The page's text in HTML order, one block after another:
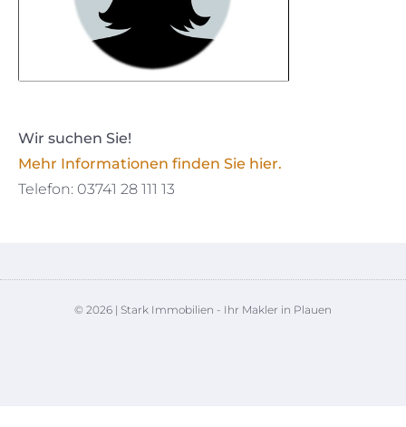
Wir suchen Sie!
Mehr Informationen finden Sie hier.
Telefon: 03741 28 111 13
© 2026 | Stark Immobilien - Ihr Makler in Plauen